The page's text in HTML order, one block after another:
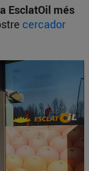
EsclatOil més
cercador